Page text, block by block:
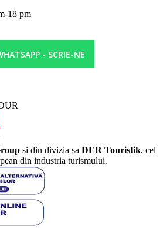
18 pm
- SCRIE-NE
si din divizia sa DER Touristik, cel
din industria turismului.